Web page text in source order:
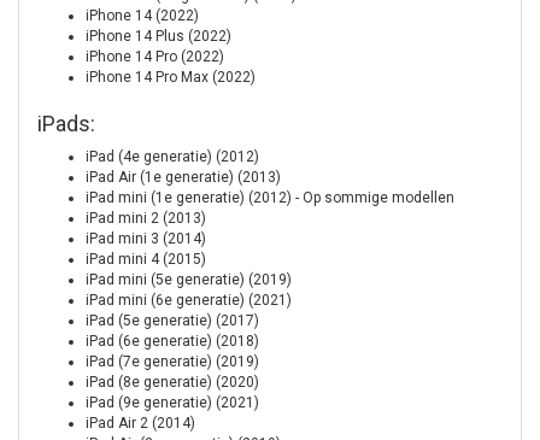
iPhone 14 (2022)
iPhone 14 Plus (2022)
iPhone 14 Pro (2022)
iPhone 14 Pro Max (2022)
iPads:
iPad (4e generatie) (2012)
iPad Air (1e generatie) (2013)
iPad mini (1e generatie) (2012) - Op sommige modellen
iPad mini 2 (2013)
iPad mini 3 (2014)
iPad mini 4 (2015)
iPad mini (5e generatie) (2019)
iPad mini (6e generatie) (2021)
iPad (5e generatie) (2017)
iPad (6e generatie) (2018)
iPad (7e generatie) (2019)
iPad (8e generatie) (2020)
iPad (9e generatie) (2021)
iPad Air 2 (2014)